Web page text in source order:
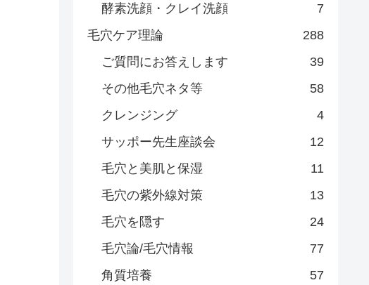
酵素洗顔・クレイ洗顔
7
毛穴ケア理論
288
ご質問にお答えします
39
その他毛穴ネタ等
58
クレンジング
4
サッポー先生座談会
12
毛穴と美肌と保湿
11
毛穴の紫外線対策
13
毛穴を隠す
24
毛穴論/毛穴情報
77
角質培養
57